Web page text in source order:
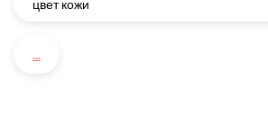
цвет кожи
...